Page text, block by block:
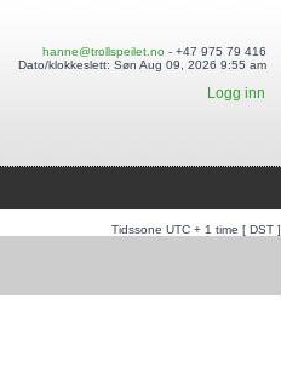
hanne@trollspeilet.no - +47 975 79 416
Dato/klokkeslett: Søn Aug 09, 2026 9:55 am
Logg inn
Tidssone UTC + 1 time [ DST ]